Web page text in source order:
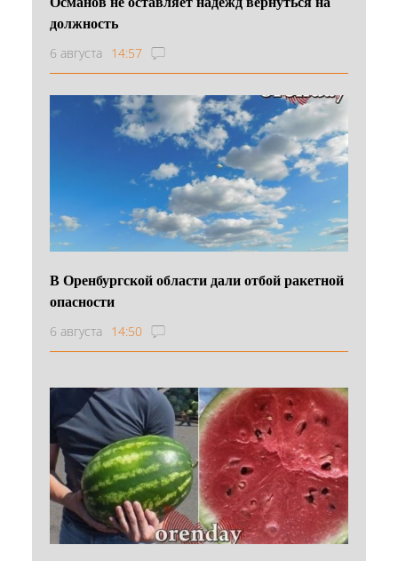
должность
6 августа 14:57
В Оренбургской области дали отбой ракетной
опасности
6 августа 14:50